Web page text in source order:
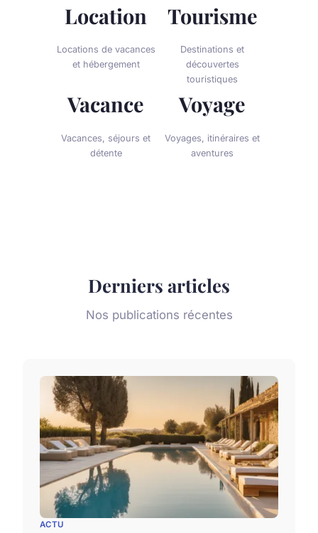
Location
Locations de vacances
et hébergement
Tourisme
Destinations et
découvertes
touristiques
Vacance
Vacances, séjours et
détente
Voyage
Voyages, itinéraires et
aventures
Derniers articles
Nos publications récentes
ACTU